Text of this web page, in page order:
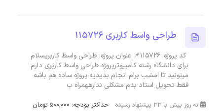
طراحی واسط کاربری 115726
کد پروژه: 115726📌 عنوان پروژه: طراحی واسط کاربریسلام
برای دانشگاه رشته کامپیوترپروژه طراحی واسط کاربری دارم
میتونید تا امشب برام انجام بدیدیه پروژه ساده هم باشه
فقط تحویل استاد بدم مشکلی ندارههمراه ب
نه روز پیش با 33 پیشنهاد رسیده
حداکثر بودجه: 500,000 تومان